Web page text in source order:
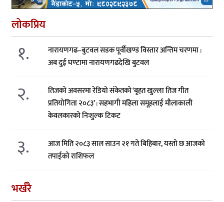
लोकप्रिय
१.
नारायणगढ–बुटवल सडक पूर्वीखण्ड विस्तार अन्तिम चरणमा :
अब दुई घण्टामा नारायणगढदेखि बुटवल
२.
तिजको अवसरमा रेडियो संकेतको ‘बृहत खुल्ला तिज गीत
प्रतियोगिता २०८३’ : सहभागी महिला समूहलाई मौलाकाली
केवलकारको निःशुल्क टिकट
३.
आज मिति २०८३ साल साउन २१ गते बिहिबार, यस्तो छ आजको
तपाईको राशिफल
भर्खरै